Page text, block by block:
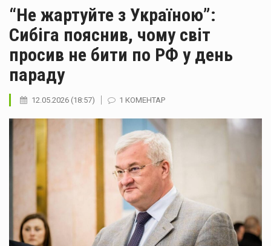
“Не жартуйте з Україною”:
Сибіга пояснив, чому світ
просив не бити по РФ у день
параду
12.05.2026 (18:57) 1 КОМЕНТАР